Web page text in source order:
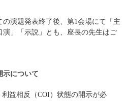
演題発表終了後、第1会場にて「主
」「示説」とも、座長の先生はご
示について
益相反（COI）状態の開示が必